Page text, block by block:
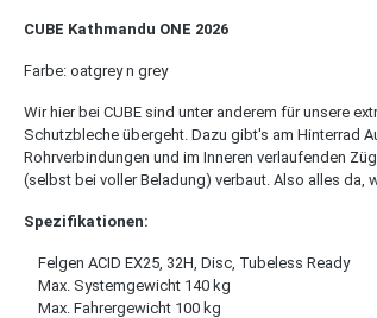
CUBE Kathmandu ONE 2026
Farbe: oatgrey n grey
Wir hier bei CUBE sind unter anderem für unsere
Schutzbleche übergeht. Dazu gibt's am Hinterrad
Rohrverbindungen und im Inneren verlaufenden
(selbst bei voller Beladung) verbaut. Also alles da,
Spezifikationen:
Felgen ACID EX25, 32H, Disc, Tubeless Ready
Max. Systemgewicht 140 kg
Max. Fahrergewicht 100 kg